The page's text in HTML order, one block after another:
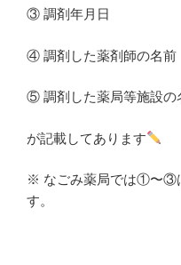
③ 調剤年月日
④ 調剤した薬剤師の名前
⑤ 調剤した薬局等施設の
が記載してあります
※ なごみ薬局では①〜③
す。